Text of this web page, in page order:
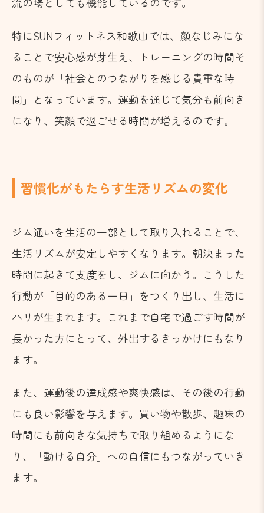
特にSUNフィットネス和歌山では、顔なじみにな
ることで安心感が芽生え、トレーニングの時間そ
のものが「社会とのつながりを感じる貴重な時
間」となっています。運動を通じて気分も前向き
になり、笑顔で過ごせる時間が増えるのです。
習慣化がもたらす生活リズムの変化
ジム通いを生活の一部として取り入れることで、
生活リズムが安定しやすくなります。朝決まった
時間に起きて支度をし、ジムに向かう。こうした
行動が「目的のある一日」をつくり出し、生活に
ハリが生まれます。これまで自宅で過ごす時間が
長かった方にとって、外出するきっかけにもなり
ます。
また、運動後の達成感や爽快感は、その後の行動
にも良い影響を与えます。買い物や散歩、趣味の
時間にも前向きな気持ちで取り組めるようにな
り、「動ける自分」への自信にもつながっていき
ます。